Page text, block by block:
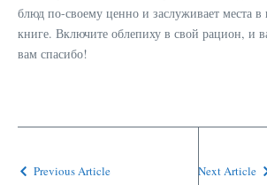
блюд по-своему ценно и заслуживает места
книге. Включите облепиху в свой рацион, и
вам спасибо!
Previous Article Next Article